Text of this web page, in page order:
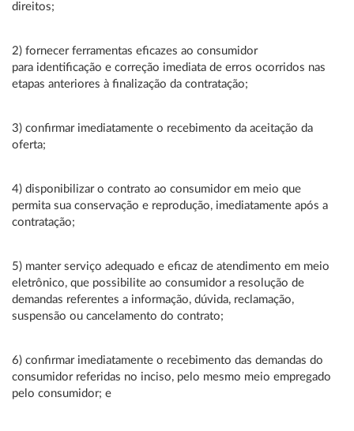
direitos;
2) fornecer ferramentas eficazes ao consumidor
para identificação e correção imediata de erros ocorridos nas
etapas anteriores à finalização da contratação;
3) confirmar imediatamente o recebimento da aceitação da
oferta;
4) disponibilizar o contrato ao consumidor em meio que
permita sua conservação e reprodução, imediatamente após a
contratação;
5) manter serviço adequado e eficaz de atendimento em meio
eletrônico, que possibilite ao consumidor a resolução de
demandas referentes a informação, dúvida, reclamação,
suspensão ou cancelamento do contrato;
6) confirmar imediatamente o recebimento das demandas do
consumidor referidas no inciso, pelo mesmo meio empregado
pelo consumidor; e